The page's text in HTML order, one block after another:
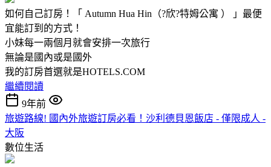
如何自己訂房！「 Autumn Hua Hin（?欣?特姆公寓 ） 」最便
宜能訂到的方式！
小妹每一兩個月就會安排一次旅行
無論是國內或是國外
我的訂房首選就是HOTELS.COM
繼續閱讀
9年前
旅遊路線! 國內外旅遊訂房必看！沙利德貝恩飯店 - 僅限成人 -
大阪
數位生活